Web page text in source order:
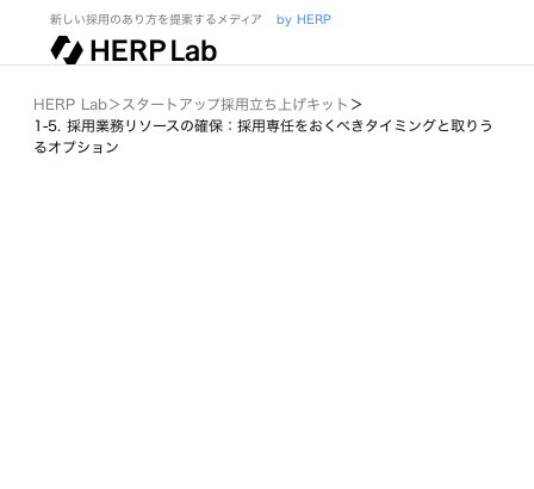
新しい採用のあり方を提案するメディア by HERP
HERP Lab＞スタートアップ採用立ち上げキット ＞
1-5. 採用業務リソースの確保：採用専任をおくべきタイミングと取りう
るオプション